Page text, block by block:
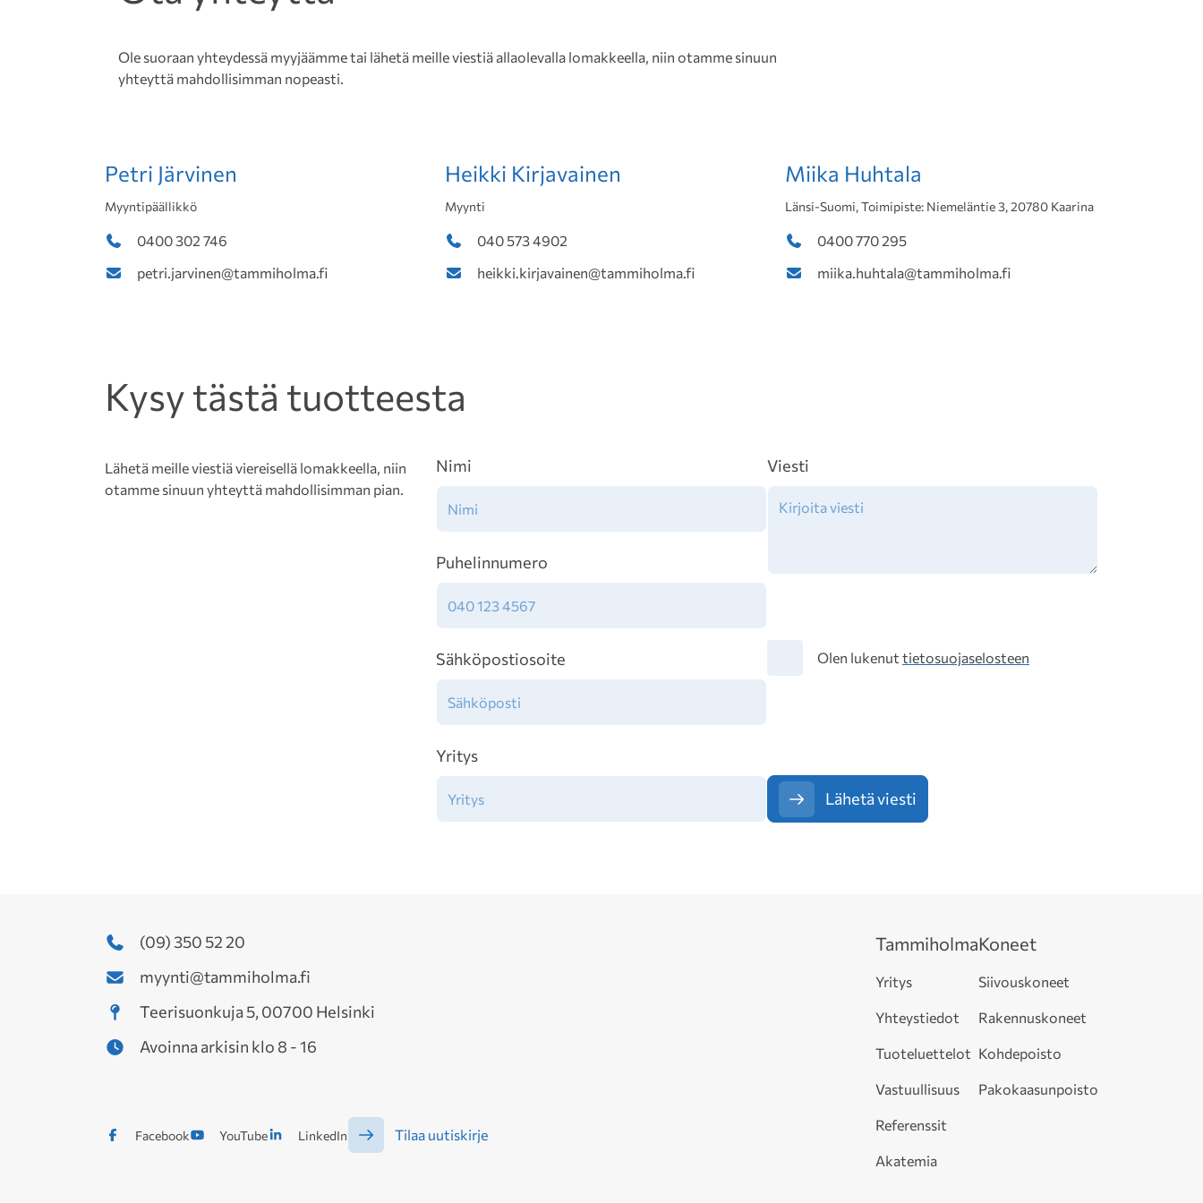
Ole suoraan yhteydessä myyjäämme tai lähetä meille viestiä allaolevalla lomakkeella, niin otamme sinuun
yhteyttä mahdollisimman nopeasti.
Petri Järvinen
Myyntipäällikkö
0400 302 746
petri.jarvinen@tammiholma.fi
Heikki Kirjavainen
Myynti
040 573 4902
heikki.kirjavainen@tammiholma.fi
Miika Huhtala
Länsi-Suomi, Toimipiste: Niemeläntie 3, 20780 Kaarina
0400 770 295
miika.huhtala@tammiholma.fi
Kysy tästä tuotteesta
Lähetä meille viestiä viereisellä lomakkeella, niin
otamme sinuun yhteyttä mahdollisimman pian.
Nimi
Puhelinnumero
Sähköpostiosoite
Yritys
Viesti
TietosuojaOlen lukenut tietosuojaselosteen
Lähetä viesti
(09) 350 52 20
myynti@tammiholma.fi
Teerisuonkuja 5, 00700 Helsinki
Avoinna arkisin klo 8 - 16
Facebook YouTube LinkedIn Tilaa uutiskirje
Tammiholma
Yritys
Yhteystiedot
Tuoteluettelot
Vastuullisuus
Referenssit
Akatemia
Koneet
Siivouskoneet
Rakennuskoneet
Kohdepoisto
Pakokaasunpoisto